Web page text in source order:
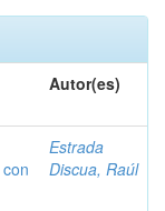
Autor(es)
Estrada
Discua, Raúl